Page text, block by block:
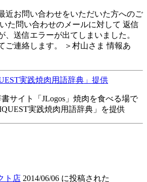
近お問い合わせをいただいた方へのご
た問い合わせのメールに対して 返信
、送信エラーが出てしまいました。
ご連絡します。 ＞村山さま 情報あ
実践焼肉用語辞典」提供
サイト「JLogos」焼肉を食べる場で
実践焼肉用語辞典」を提供
ト店 2014/06/06 に投稿された